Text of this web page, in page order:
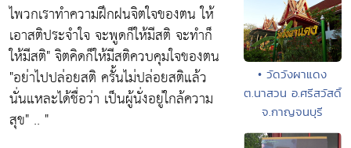
ไพวกเราทำความฝึกฝนจิตใจของตน ให้
เอาสติประจำใจ จะพูดก็ให้มีสติ จะทำก็
ให้มีสติ" จิตคิดก็ให้มีสติควบคุมใจของตน
"อย่าไปปล่อยสติ ครั้นไม่ปล่อยสติแล้ว
นั่นแหละได้ชื่อว่า เป็นผู้นั่งอยู่ใกล้ความ
สุข" .. "
• วัดวังผาแดง
ต.นาสวน อ.ศรีสวัสดิ์
จ.กาญจนบุรี